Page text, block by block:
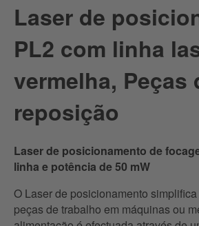
Laser de
PL2 com linha
vermelha, Peças
reposição
Laser de posicionamento de
linha e potência de 50 mW
O Laser de posicionamento
peças de trabalho em máquinas ou